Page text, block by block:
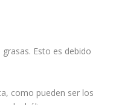
Esto es debido
como pueden ser los